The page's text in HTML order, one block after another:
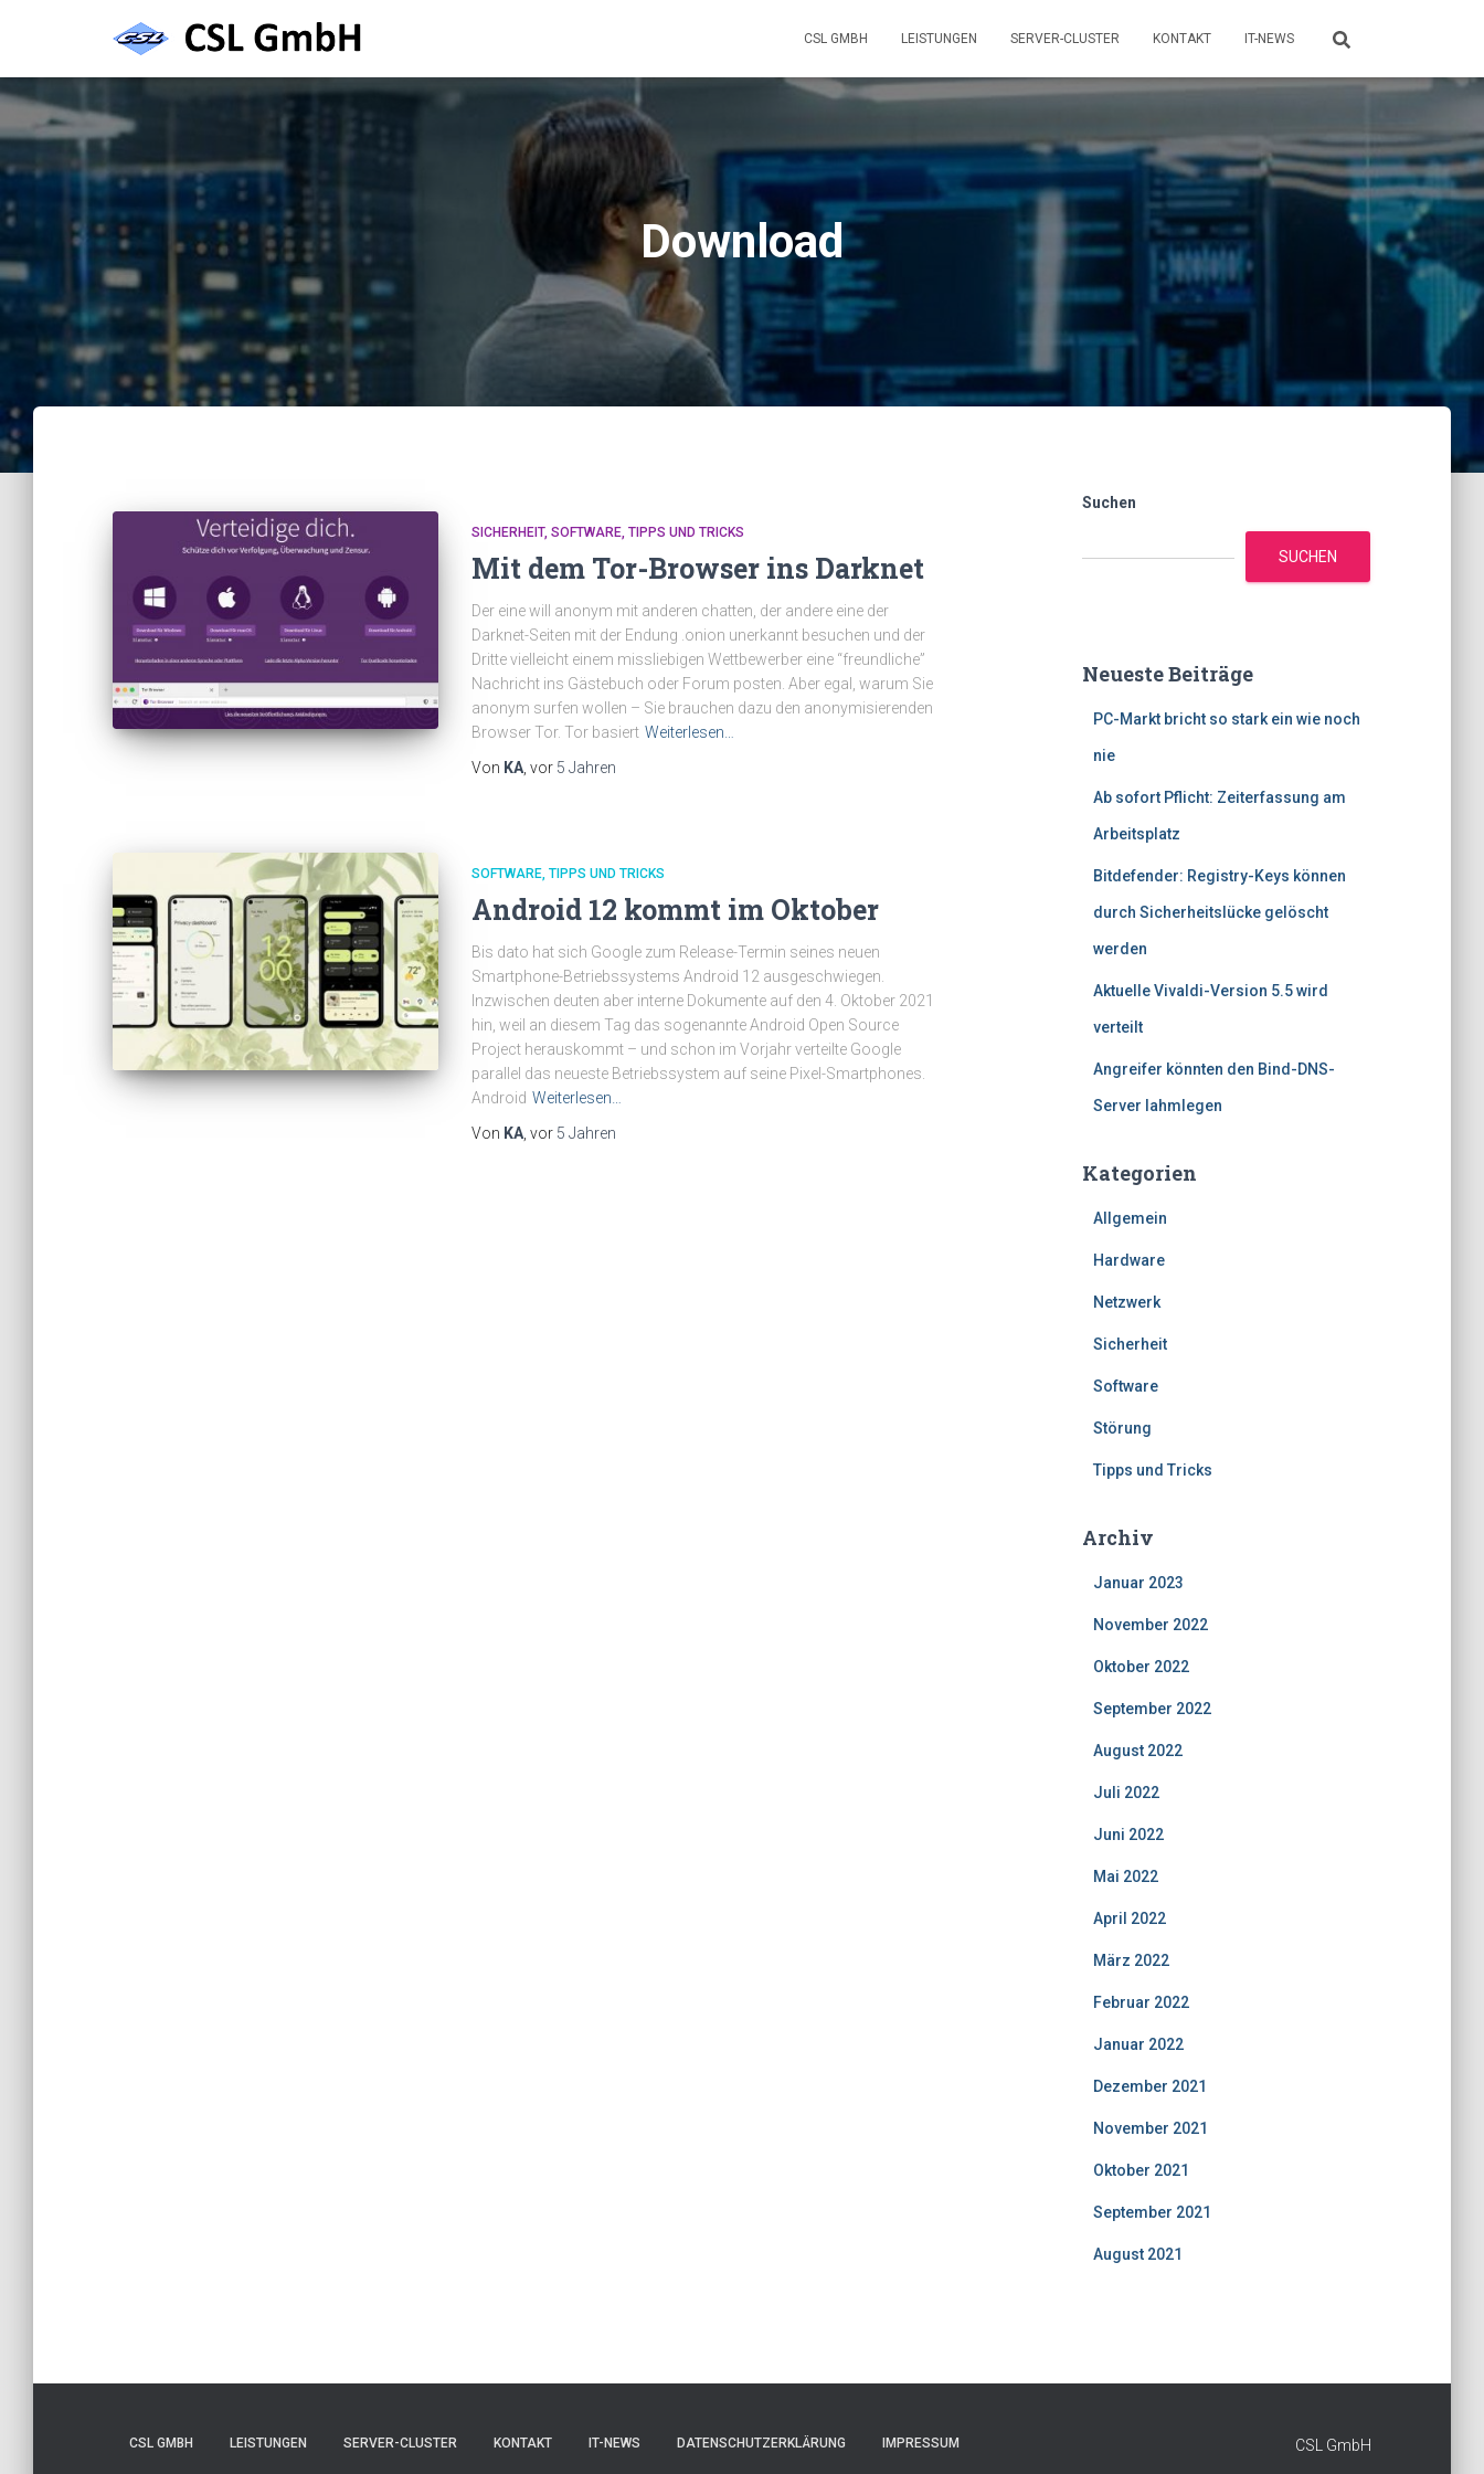
CSL GMBH LEISTUNGEN SERVER-CLUSTER KONTAKT IT-NEWS
Download
SICHERHEIT SOFTWARE TIPPS UND TRICKS
Mit dem Tor-Browser ins Darknet
Der eine will anonym mit anderen chatten, der andere eine der
Darknet-Seiten mit der Endung .onion unerkannt besuchen und der
Dritte vielleicht einem missliebigen Wettbewerber eine “freundliche”
Nachricht ins Gästebuch oder Forum posten. Aber egal, warum Sie
anonym surfen wollen – Sie brauchen dazu den anonymisierenden
Browser Tor. Tor basiert Weiterlesen…
Von KA , vor 5 Jahren
SOFTWARE TIPPS UND TRICKS
Android 12 kommt im Oktober
Bis dato hat sich Google zum Release-Termin seines neuen
Smartphone-Betriebssystems Android 12 ausgeschwiegen.
Inzwischen deuten aber interne Dokumente auf den 4. Oktober 2021
hin, weil an diesem Tag das sogenannte Android Open Source
Project herauskommt – und schon im Vorjahr verteilte Google
parallel das neueste Betriebssystem auf seine Pixel-Smartphones.
Android Weiterlesen…
Von KA , vor 5 Jahren
Suchen
SUCHEN
Neueste Beiträge
PC-Markt bricht so stark ein wie noch
nie
Ab sofort Pflicht: Zeiterfassung am
Arbeitsplatz
Bitdefender: Registry-Keys können
durch Sicherheitslücke gelöscht
werden
Aktuelle Vivaldi-Version 5.5 wird
verteilt
Angreifer könnten den Bind-DNS-
Server lahmlegen
Kategorien
Allgemein
Hardware
Netzwerk
Sicherheit
Software
Störung
Tipps und Tricks
Archiv
Januar 2023
November 2022
Oktober 2022
September 2022
August 2022
Juli 2022
Juni 2022
Mai 2022
April 2022
März 2022
Februar 2022
Januar 2022
Dezember 2021
November 2021
Oktober 2021
September 2021
August 2021
CSL GMBH LEISTUNGEN SERVER-CLUSTER KONTAKT IT-NEWS DATENSCHUTZERKLÄRUNG IMPRESSUM CSL GmbH